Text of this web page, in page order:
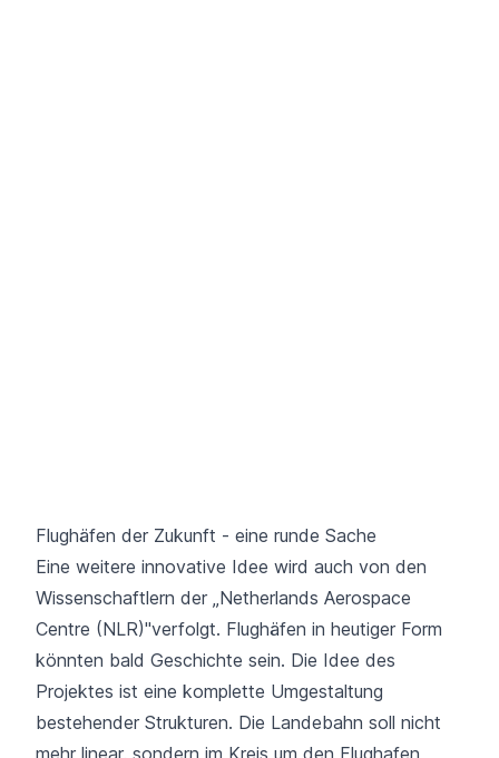
Flughäfen der Zukunft - eine runde Sache
Eine weitere innovative Idee wird auch von den
Wissenschaftlern der „Netherlands Aerospace
Centre (NLR)"verfolgt. Flughäfen in heutiger Form
könnten bald Geschichte sein. Die Idee des
Projektes ist eine komplette Umgestaltung
bestehender Strukturen. Die Landebahn soll nicht
mehr linear, sondern im Kreis um den Flughafen